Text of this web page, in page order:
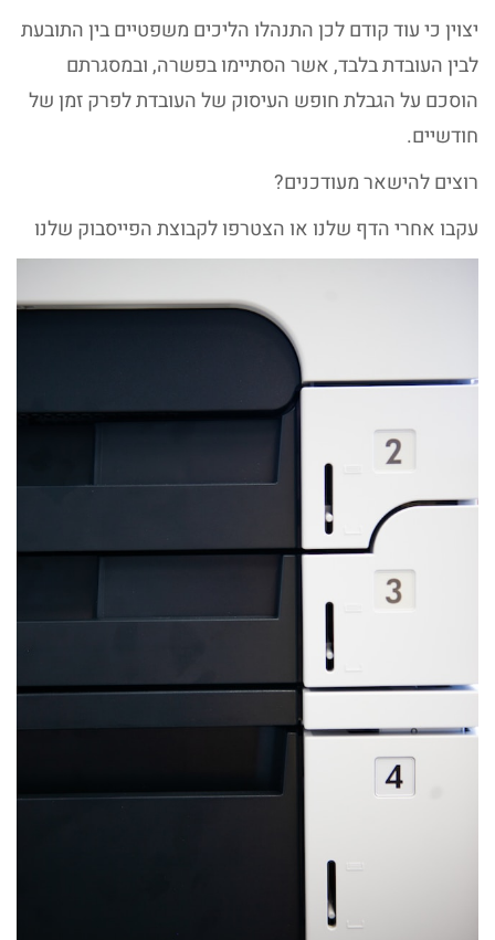
יצוין כי עוד קודם לכן התנהלו הליכים משפטיים בין התובעת
לבין העובדת בלבד, אשר הסתיימו בפשרה, ובמסגרתם
הוסכם על הגבלת חופש העיסוק של העובדת לפרק זמן של
חודשיים.
רוצים להישאר מעודכנים?
עקבו אחרי הדף שלנו או הצטרפו לקבוצת הפייסבוק שלנו